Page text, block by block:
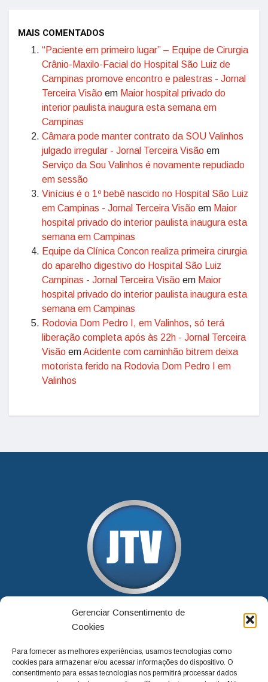
Gerenciar Consentimento de
Cookies
Para fornecer as melhores experiências, usamos tecnologias como
cookies para armazenar e/ou acessar informações do dispositivo. O
consentimento para essas tecnologias nos permitirá processar dados
MAIS COMENTADOS
“Paciente em primeiro lugar” – Equipe de Cirurgia
Crânio-Maxilo-Facial do Hospital São Luiz de
Campinas promove encontro e palestras - Jornal
Terceira Visão em Maior hospital privado do
interior paulista inaugura esta semana em
Campinas
Câmara pode manter contrato da SOU Valinhos
julgado irregular - Jornal Terceira Visão em
Serviço da Sou Valinhos é novamente repudiado
em sessão
Vinícius é o 1º bebê nascido no Hospital São Luiz
em Campinas - Jornal Terceira Visão em Maior
hospital privado do interior paulista inaugura esta
semana em Campinas
Equipe da Clínica Concon realiza primeira cirurgia
do aparelho digestivo do Hospital São Luiz
Campinas - Jornal Terceira Visão em Maior
hospital privado do interior paulista inaugura esta
semana em Campinas
Rodovia Dom Pedro I, em Valinhos, só terá
liberação completa após às 22h - Jornal Terceira
Visão emAcidente com caminhão bitrem deixa
motorista ferido na Rodovia Dom Pedro I em
Valinhos
SOBRE NÓS